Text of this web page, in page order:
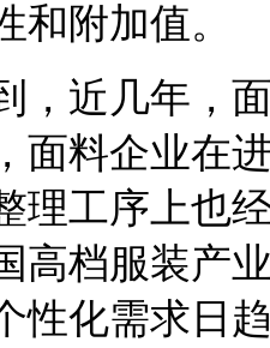
和附加值。
近几年，面
面料企业在
理工序上也
高档服装产
性化需求日